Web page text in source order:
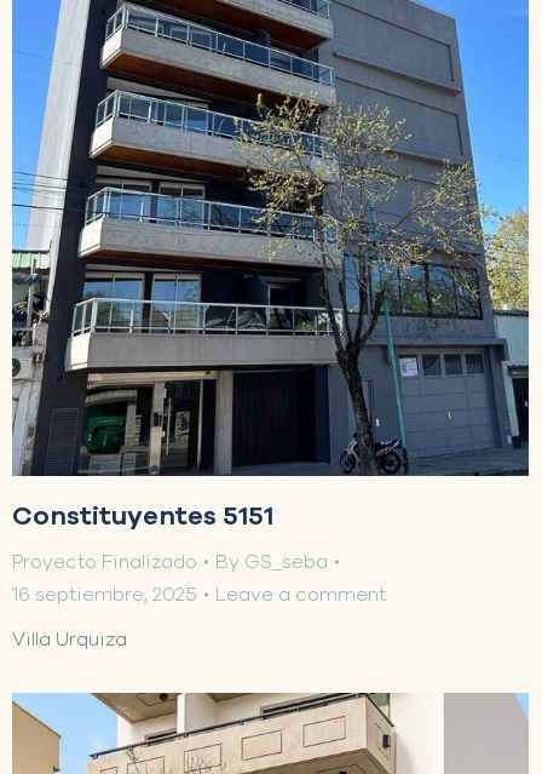
Constituyentes 5151
Proyecto Finalizado By GS_seba
16 septiembre, 2025
Leave a comment
Villa Urquiza